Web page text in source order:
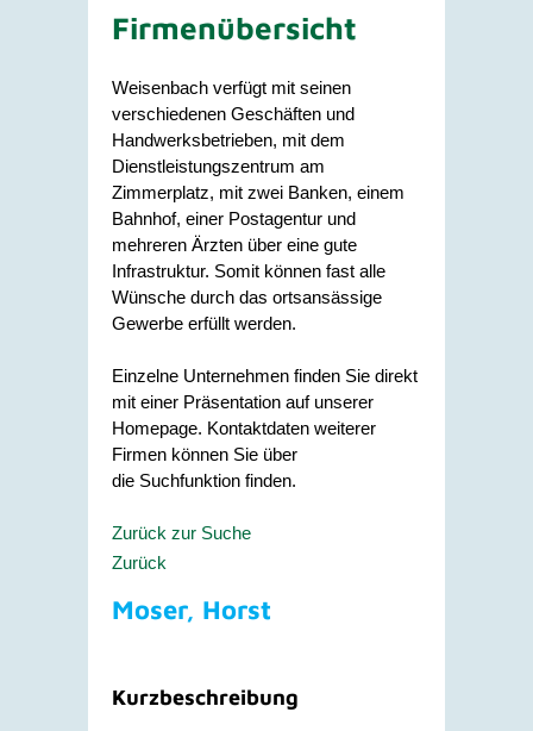
Firmenübersicht
Weisenbach verfügt mit seinen
verschiedenen Geschäften und
Handwerksbetrieben, mit dem
Dienstleistungszentrum am
Zimmerplatz, mit zwei Banken, einem
Bahnhof, einer Postagentur und
mehreren Ärzten über eine gute
Infrastruktur. Somit können fast alle
Wünsche durch das ortsansässige
Gewerbe erfüllt werden.
Einzelne Unternehmen finden Sie direkt
mit einer Präsentation auf unserer
Homepage. Kontaktdaten weiterer
Firmen können Sie über
die Suchfunktion finden.
Zurück zur Suche
Zurück
Moser, Horst
Kurzbeschreibung